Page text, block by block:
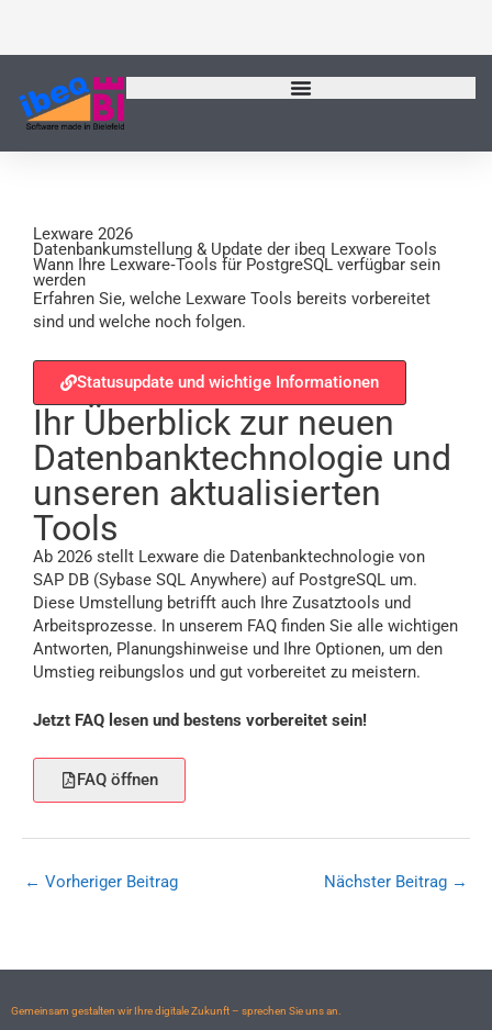
springen
Lexware 2026
Datenbankumstellung & Update der ibeq Lexware Tools
Wann Ihre Lexware‑Tools für PostgreSQL verfügbar sein
werden
Erfahren Sie, welche Lexware Tools bereits vorbereitet
sind und welche noch folgen.
Statusupdate und wichtige Informationen
Ihr Überblick zur neuen
Datenbanktechnologie und
unseren aktualisierten
Tools
Ab 2026 stellt Lexware die Datenbanktechnologie von
SAP DB (Sybase SQL Anywhere) auf PostgreSQL um.
Diese Umstellung betrifft auch Ihre Zusatztools und
Arbeitsprozesse. In unserem FAQ finden Sie alle wichtigen
Antworten, Planungshinweise und Ihre Optionen, um den
Umstieg reibungslos und gut vorbereitet zu meistern.
Jetzt FAQ lesen und bestens vorbereitet sein!
FAQ öffnen
← Vorheriger Beitrag Nächster Beitrag →
Gemeinsam gestalten wir Ihre digitale Zukunft – sprechen Sie uns an.